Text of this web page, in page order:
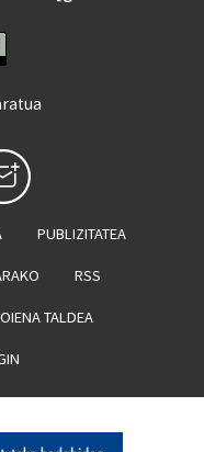
PUBLIZITATEA
RSS
TALDEA